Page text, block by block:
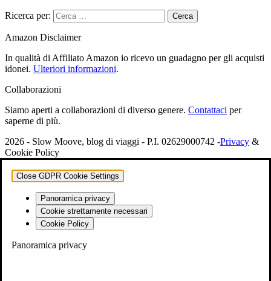
Ricerca per:
Amazon Disclaimer
In qualità di Affiliato Amazon io ricevo un guadagno per gli acquisti
idonei. Ulteriori informazioni.
Collaborazioni
Siamo aperti a collaborazioni di diverso genere. Contattaci per
saperne di più.
2026 - Slow Moove, blog di viaggi - P.I. 02629000742 -Privacy &
Cookie Policy
Close GDPR Cookie Settings
Panoramica privacy
Cookie strettamente necessari
Cookie Policy
Panoramica privacy